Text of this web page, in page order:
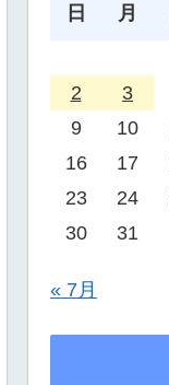
日 月
2
3
9
10
16
17
23
24
30
31
« 7月